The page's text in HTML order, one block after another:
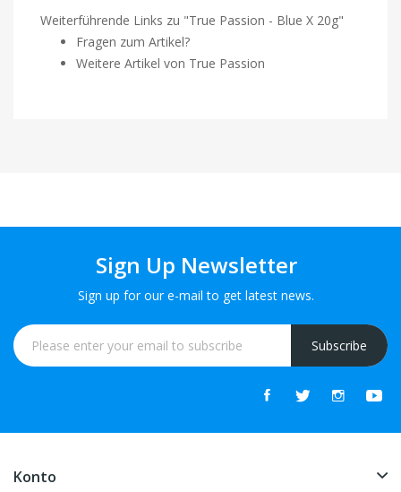
Weiterführende Links zu "True Passion - Blue X 20g"
Fragen zum Artikel?
Weitere Artikel von True Passion
Sign Up Newsletter
Sign up for our e-mail to get latest news.
Subscribe
Konto